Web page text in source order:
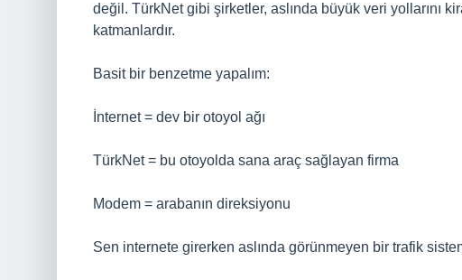
değil. TürkNet gibi şirketler, aslında büyük veri yollarını
katmanlardır.
Basit bir benzetme yapalım:
İnternet = dev bir otoyol ağı
TürkNet = bu otoyolda sana araç sağlayan firma
Modem = arabanın direksiyonu
Sen internete girerken aslında görünmeyen bir trafik